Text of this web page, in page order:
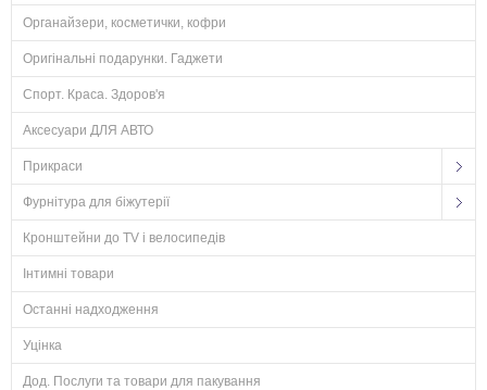
Органайзери, косметички, кофри
Оригінальні подарунки. Гаджети
Спорт. Краса. Здоров'я
Аксесуари ДЛЯ АВТО
Прикраси
Фурнітура для біжутерії
Кронштейни до TV і велосипедів
Інтимні товари
Останні надходження
Уцінка
Дод. Послуги та товари для пакування